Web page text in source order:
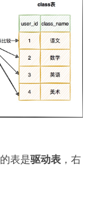
表是驱动表，右